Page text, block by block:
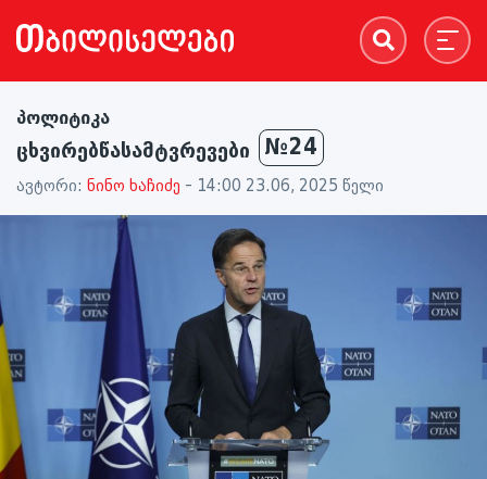
პოლიტიკა
ცხვირებწასამტვრევები №24
ავტორი: ნინო ხაჩიძე - 14:00 23.06, 2025 წელი